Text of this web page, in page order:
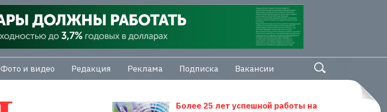
Фото и видео Редакция Реклама Подписка Вакансии
Более 25 лет успешной работы на